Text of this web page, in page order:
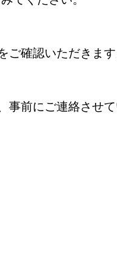
確認いただきます
前にご連絡させて